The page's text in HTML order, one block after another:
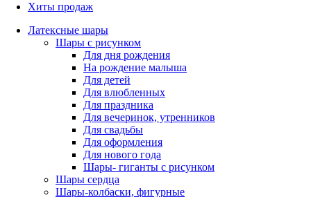
Хиты продаж
Латексные шары
Шары с рисунком
Для дня рождения
На рождение малыша
Для детей
Для влюбленных
Для праздника
Для вечеринок, утренников
Для свадьбы
Для оформления
Для нового года
Шары- гиганты с рисунком
Шары сердца
Шары-колбаски, фигурные